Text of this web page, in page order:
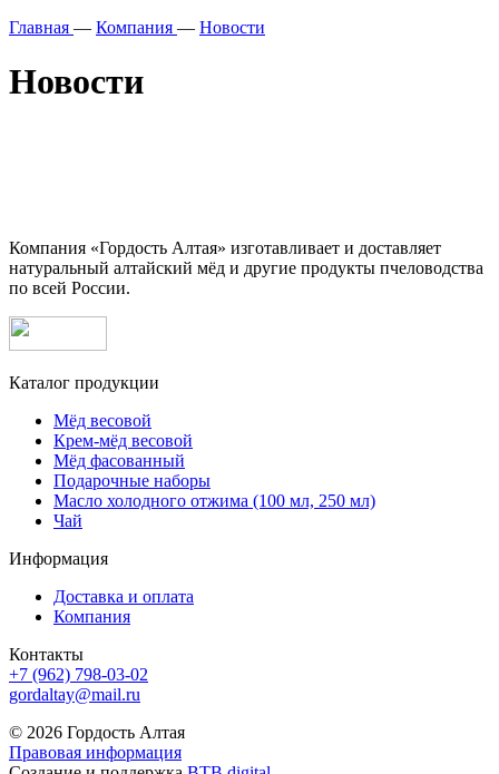
Главная — Компания — Новости
Новости
Компания «Гордость Алтая» изготавливает и доставляет
натуральный алтайский мёд и другие продукты пчеловодства
по всей России.
Каталог продукции
Мёд весовой
Крем-мёд весовой
Мёд фасованный
Подарочные наборы
Масло холодного отжима (100 мл, 250 мл)
Чай
Информация
Доставка и оплата
Компания
Контакты
+7 (962) 798-03-02
gordaltay@mail.ru
© 2026 Гордость Алтая
Правовая информация